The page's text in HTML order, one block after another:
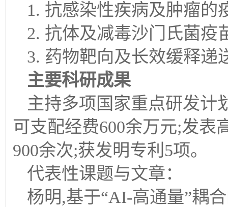
1. 抗感染性疾病及肿瘤的
2. 抗体及减毒沙门氏菌疫
3. 药物靶向及长效缓释递
主要科研成果
主持多项国家重点研发计
可支配经费600余万元;发表
900余次;获发明专利5项。
代表性课题与文章：
杨明,基于“AI-高通量”耦